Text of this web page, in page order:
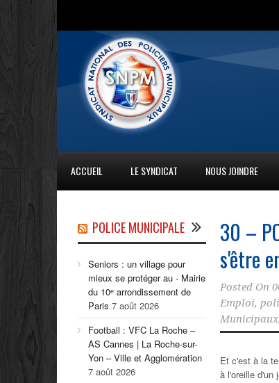
ACCUEIL LE SYNDICAT NOUS JOINDRE
30 –
s'être
Posted On
Emploi,
Municipaux,
Et c'est à la
à l'oreille d'un
POLICE MUNICIPALE
Seniors : un village pour
mieux se protéger au - Mairie
du 10ᵉ arrondissement de
Paris 7 août 2026
Football : VFC La Roche –
AS Cannes | La Roche-sur-
Yon – Ville et Agglomération
7 août 2026